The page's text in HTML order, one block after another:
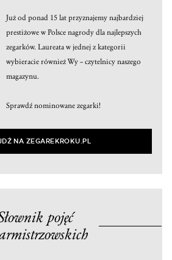
Już od ponad 15 lat przyznajemy najbardziej
prestiżowe w Polsce nagrody dla najlepszych
zegarków. Laureata w jednej z kategorii
wybieracie również Wy – czytelnicy naszego
magazynu.
Sprawdź nominowane zegarki!
NA ZEGAREKROKU.PL
pojęć